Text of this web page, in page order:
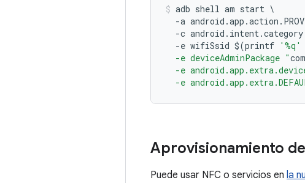
adb shell am start \
-a android .app .action .
-c android . intent.category
-e wifiSsid $(printf '%q'
-e deviceAdminPackage "com
-e
-e
Aprovisionamiento
Puede usar NFC o servicios en la